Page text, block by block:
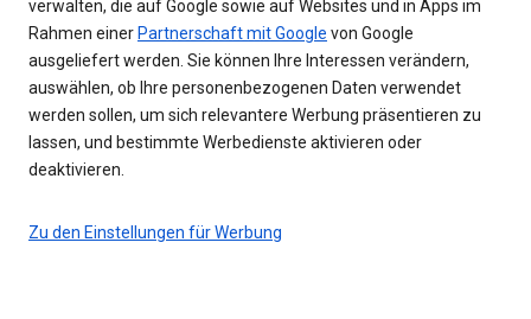
verwalten, die auf Google sowie auf Websites und in Apps im
Rahmen einer Partnerschaft mit Google von Google
ausgeliefert werden. Sie können Ihre Interessen verändern,
auswählen, ob Ihre personenbezogenen Daten verwendet
werden sollen, um sich relevantere Werbung präsentieren zu
lassen, und bestimmte Werbedienste aktivieren oder
deaktivieren.
Zu den Einstellungen für Werbung